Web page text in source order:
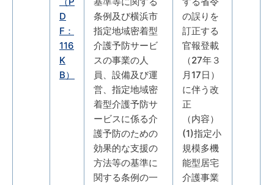
D
F：
116
K
B）
条例及び横浜市
指定地域密着型
介護予防サービ
スの事業の人
員、設備及び運
営、指定地域密
着型介護予防サ
ービスに係る介
護予防のための
効果的な支援の
方法等の基準に
関する条例の一
の誤りを
訂正する
官報登載
（27年３
月17日）
に伴う改
正
（内容）
(1)指定小
規模多機
能型居宅
介護事業